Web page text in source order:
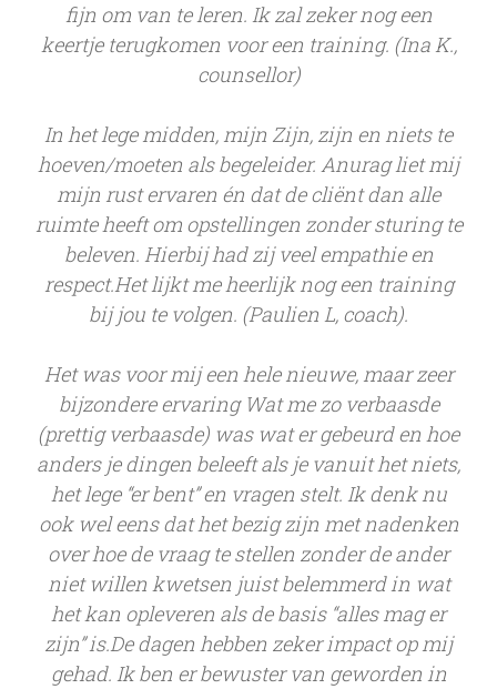
fijn om van te leren. Ik zal zeker nog een
keertje terugkomen voor een training. (Ina K.,
counsellor)
In het lege midden, mijn Zijn, zijn en niets te
hoeven/moeten als begeleider. Anurag liet mij
mijn rust ervaren én dat de cliënt dan alle
ruimte heeft om opstellingen zonder sturing te
beleven. Hierbij had zij veel empathie en
respect.Het lijkt me heerlijk nog een training
bij jou te volgen. (Paulien L, coach).
Het was voor mij een hele nieuwe, maar zeer
bijzondere ervaring Wat me zo verbaasde
(prettig verbaasde) was wat er gebeurd en hoe
anders je dingen beleeft als je vanuit het niets,
het lege “er bent” en vragen stelt. Ik denk nu
ook wel eens dat het bezig zijn met nadenken
over hoe de vraag te stellen zonder de ander
niet willen kwetsen juist belemmerd in wat
het kan opleveren als de basis “alles mag er
zijn” is.De dagen hebben zeker impact op mij
gehad. Ik ben er bewuster van geworden in